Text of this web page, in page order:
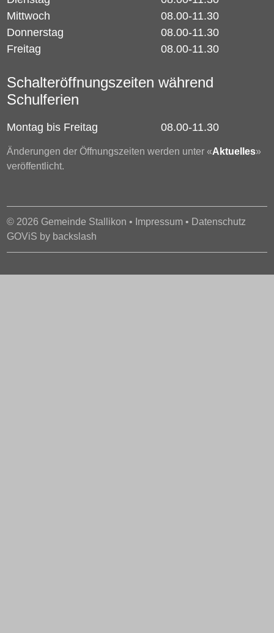
Mittwoch
08.00-11.30
Donnerstag
08.00-11.30
Freitag
08.00-11.30
Schalteröffnungszeiten während
Schulferien
Montag bis Freitag 08.00-11.30
Änderungen der Öffnungszeiten werden unter «Aktuelles»
veröffentlicht.
© 2026 Gemeinde Stallikon • Impressum • Datenschutz
GOViS by backslash